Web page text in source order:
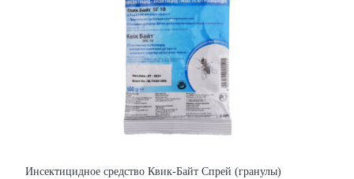
Инсектицидное средство Квик-Байт Спрей (гранулы)